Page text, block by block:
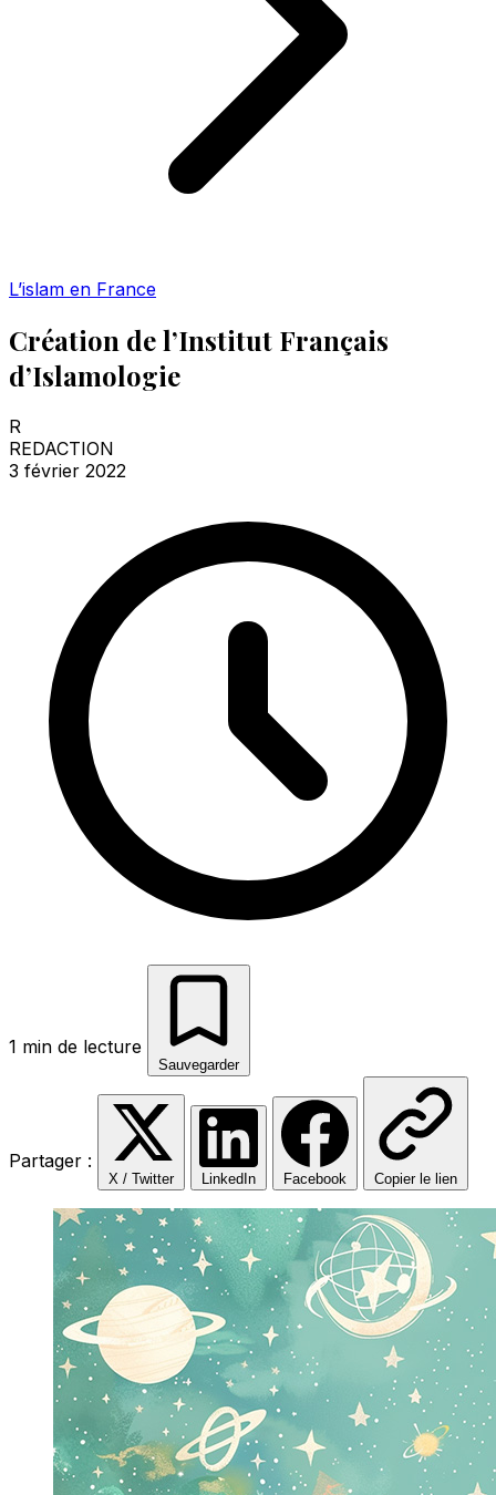
L’islam en France
Création de l’Institut Français
d’Islamologie
R
REDACTION
3 février 2022
1 min de lecture
Sauvegarder
Partager :
X / Twitter LinkedIn Facebook Copier le lien